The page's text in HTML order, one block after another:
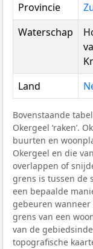
Provincie
Waterschap
Land
Bovenstaande
Okergeel ‘raken’.
buurten en
Okergeel en die
overlappen of
grens is tussen de
een bepaalde
gebeuren
grens van een
van de
topografische